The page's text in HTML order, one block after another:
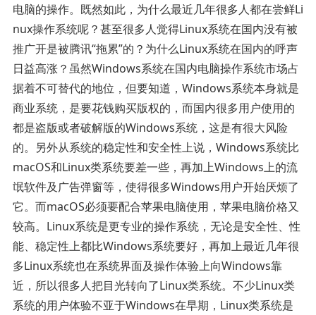
电脑的操作。既然如此，为什么最近几年很多人都在尝鲜Li
nux操作系统呢？甚至很多人觉得Linux系统在国内没有被
推广开是被腾讯“拖累”的？为什么Linux系统在国内的呼声
日益高涨？虽然Windows系统在国内电脑操作系统市场占
据着不可替代的地位，但要知道，Windows系统本身就是
商业系统，是要花钱购买版权的，而国内很多用户使用的
都是盗版或者破解版的Windows系统，这是有很大风险
的。另外从系统的稳定性和安全性上说，Windows系统比
macOS和Linux类系统要差一些，再加上Windows上的流
氓软件及广告弹窗等，使得很多Windows用户开始厌烦了
它。而macOS必须要配合苹果电脑使用，苹果电脑价格又
较高。Linux系统是更专业的操作系统，无论是安全性、性
能、稳定性上都比Windows系统要好，再加上最近几年很
多Linux系统也在系统界面及操作体验上向Windows靠
近，所以很多人把目光转向了Linux类系统。不少Linux类
系统的用户体验不亚于Windows在早期，Linux类系统是